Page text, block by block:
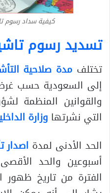
كيفية سداد رسوم
تسديد رسوم
تختلف مدة صلاحية
إلى السعودية حسب غرض
والقوانين المنظمة
التي نشرتها وزارة
الحد الأدنى لمدة اصدار
أسبوعين والحد
الفترة من تاريخ ظهور